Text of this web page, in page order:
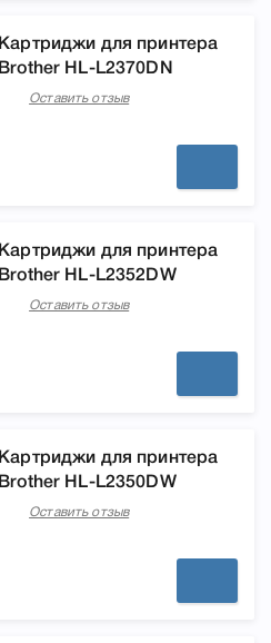
Картриджи для принтера
Brother HL-L2370DN
Оставить отзыв
Картриджи для принтера
Brother HL-L2352DW
Оставить отзыв
Картриджи для принтера
Brother HL-L2350DW
Оставить отзыв